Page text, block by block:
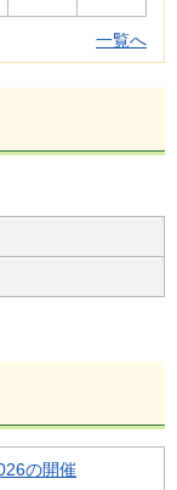
一覧へ
の開催